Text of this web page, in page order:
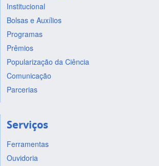
Institucional
Bolsas e Auxílios
Programas
Prêmios
Popularização da Ciência
Comunicação
Parcerias
Serviços
Ferramentas
Ouvidoria